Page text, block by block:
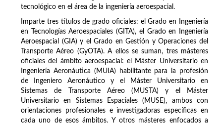
tecnológico en el área de la ingeniería aeroespacial.
Imparte tres títulos de grado oficiales: el Grado en Ingeniería
en Tecnologías Aeroespaciales (GITA), el Grado en Ingeniería
Aeroespacial (GIA) y el Grado en Gestión y Operaciones del
Transporte Aéreo (GyOTA). A ellos se suman, tres másteres
oficiales del ámbito aeroespacial: el Máster Universitario en
Ingeniería Aeronáutica (MUIA) habilitante para la profesión
de Ingeniero Aeronáutico y el Máster Universitario en
Sistemas de Transporte Aéreo (MUSTA) y el Máster
Universitario en Sistemas Espaciales (MUSE), ambos con
orientaciones profesionales e investigadoras específicas en
cada uno de esos ámbitos. Y otros másteres enfocados a